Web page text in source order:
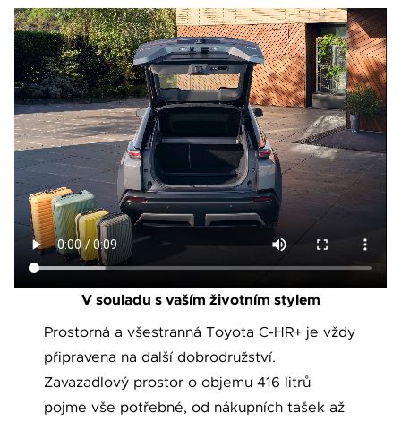
V souladu s vaším životním stylem
Prostorná a všestranná Toyota C-HR+ je vždy
připravena na další dobrodružství.
Zavazadlový prostor o objemu 416 litrů
pojme vše potřebné, od nákupních tašek až